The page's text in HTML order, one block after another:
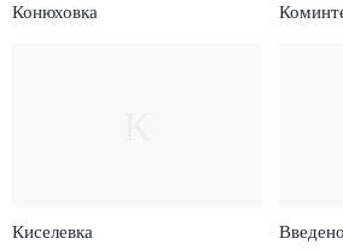
Конюховка
Киселевка